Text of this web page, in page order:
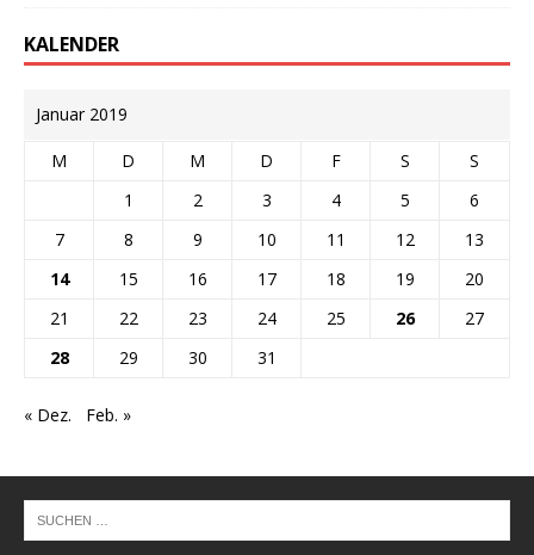
KALENDER
Januar 2019
M D M D F S
S
1
2 3 4 5
6
7
8 9 10 11 12
13
14
15 16 17 18 19
20
21
22 23 24 25 26
27
28
29 30 31
« Dez. Feb. »